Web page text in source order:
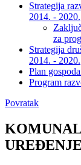
Strategija
2014. - 2020.
za
Strategija
2014. - 2020.
Plan
Program
Povratak
UREĐENJE